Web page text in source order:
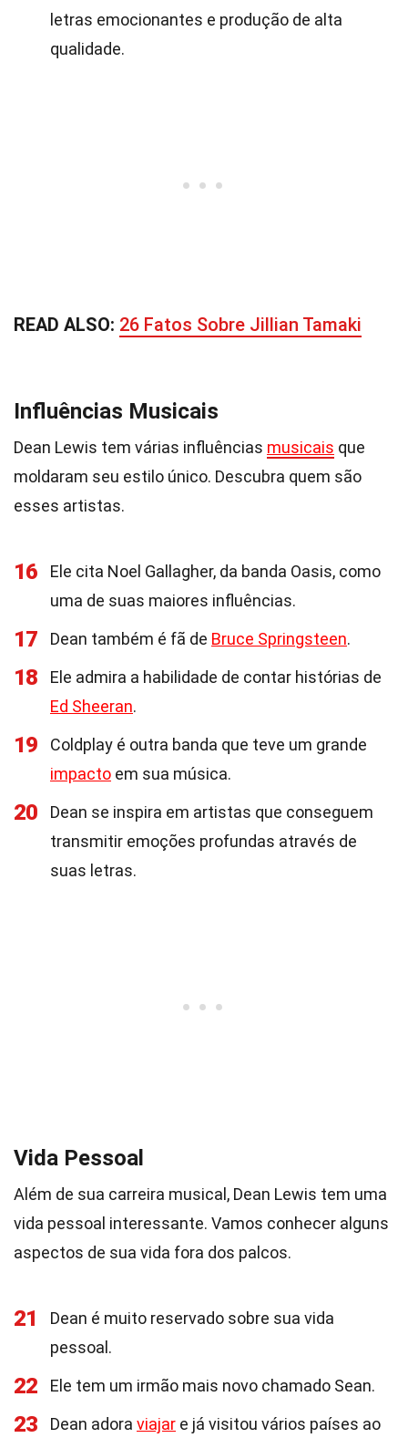
letras emocionantes e produção de alta
qualidade.
READ ALSO: 26 Fatos Sobre Jillian Tamaki
Influências Musicais
Dean Lewis tem várias influências musicais que
moldaram seu estilo único. Descubra quem são
esses artistas.
16
Ele cita Noel Gallagher, da banda Oasis, como
uma de suas maiores influências.
17 Dean também é fã de Bruce Springsteen.
18
Ele admira a habilidade de contar histórias de
Ed Sheeran.
19
Coldplay é outra banda que teve um grande
impacto em sua música.
20
Dean se inspira em artistas que conseguem
transmitir emoções profundas através de
suas letras.
Vida Pessoal
Além de sua carreira musical, Dean Lewis tem uma
vida pessoal interessante. Vamos conhecer alguns
aspectos de sua vida fora dos palcos.
21
Dean é muito reservado sobre sua vida
pessoal.
22 Ele tem um irmão mais novo chamado Sean.
23 Dean adora viajar e já visitou vários países ao